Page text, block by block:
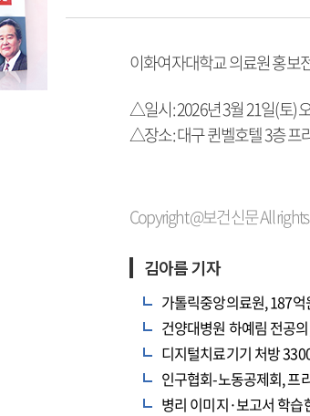
이화여자대학교 의료원 홍보
△일시: 2026년 3월 21일(토)
△장소: 대구 퀸벨호텔 3층 프
Copyright @보건신문 All
김아름 기자
가톨릭중앙의료원, 187
건양대병원 하예림 전공
디지털치료기기 처방
인구협회-노동공제회, 프
병리 이미지·보고서 학습